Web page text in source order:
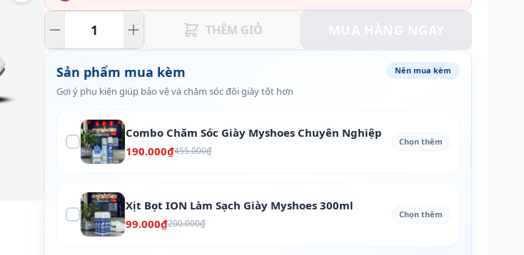
THÊM GIỎ
Sản phẩm mua kèm
Gợi ý phụ kiện giúp bảo vệ và chăm sóc đôi giày tốt hơn
Nên mua kèm
Combo Chăm Sóc Giày Myshoes Chuyên Nghiệp
190.000₫455.000₫
Chọn thêm
Xịt Bọt ION Làm Sạch Giày Myshoes 300ml
99.000₫200.000₫
Chọn thêm